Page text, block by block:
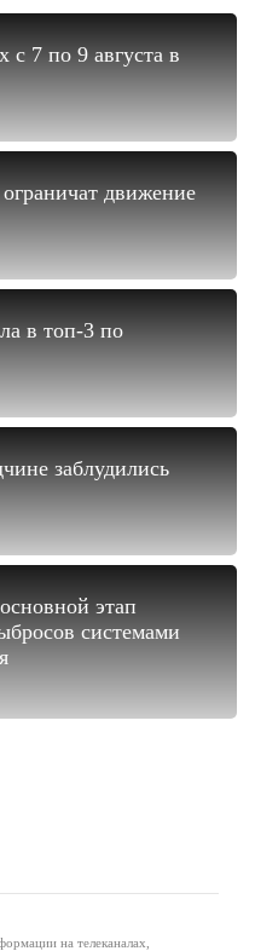
с 7 по 9 августа в
движение
в топ-3 по
заблудились
этап
системами
на телеканалах,